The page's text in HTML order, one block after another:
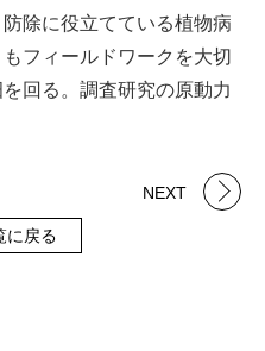
除に役立てている植物病
フィールドワークを大切
回る。調査研究の原動力
に戻る
NEXT